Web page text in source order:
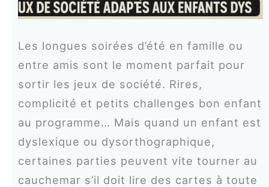
Les longues soirées d’été en famille ou
entre amis sont le moment parfait pour
sortir les jeux de société. Rires,
complicité et petits challenges bon enfant
au programme… Mais quand un enfant est
dyslexique ou dysorthographique,
certaines parties peuvent vite tourner au
cauchemar s’il doit lire des cartes à toute